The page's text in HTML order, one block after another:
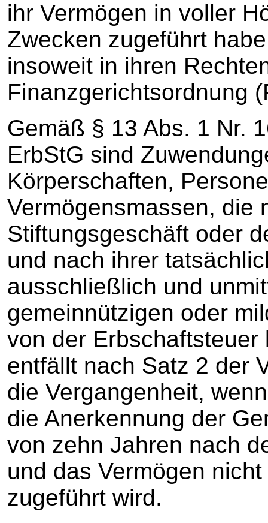
ihr Vermögen in voller
Zwecken zugeführt
insoweit in ihren
Finanzgerichtsordnung
Gemäß § 13 Abs. 1 Nr.
ErbStG sind
Körperschaften,
Vermögensmassen, die
Stiftungsgeschäft oder
und nach ihrer
ausschließlich und
gemeinnützigen oder
von der
entfällt nach Satz 2 der
die Vergangenheit,
die Anerkennung der
von zehn Jahren nach
und das Vermögen
zugeführt wird.